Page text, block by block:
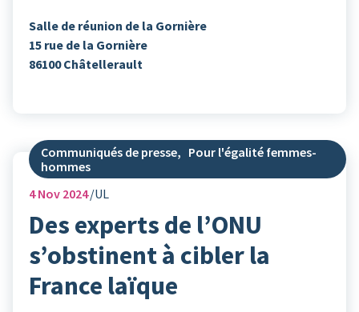
Salle de réunion de la Gornière
15 rue de la Gornière
86100 Châtellerault
Communiqués de presse, Pour l'égalité femmes-
hommes
4Nov 2024 UL
Des experts de l’ONU
s’obstinent à cibler la
France laïque